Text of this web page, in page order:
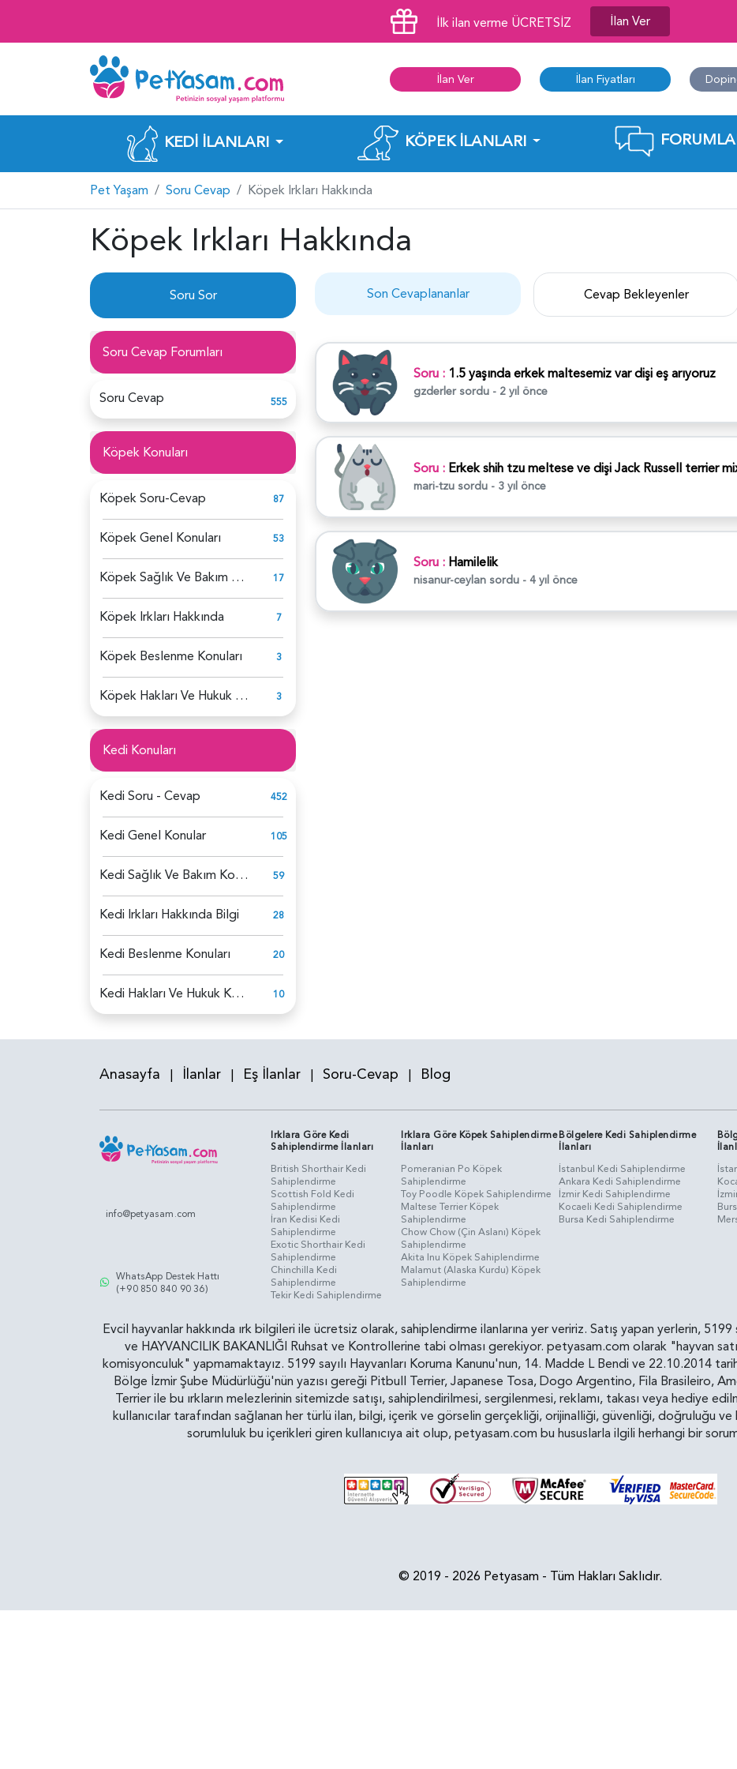
İlk ilan verme ÜCRETSİZ İlan Ver
İlan Ver İlan Fiyatları
KEDI İLANLARI KÖPEK İLANLARI
Pet Yaşam Soru Cevap Köpek Irkları Hakkında
Köpek Irkları Hakkında
Soru Sor
Soru Cevap Forumları
Soru Cevap 555
Köpek Konuları
Köpek Soru-Cevap 87
Köpek Genel Konuları 53
Köpek Sağlık Ve Bakım Konuları 17
Köpek Irkları Hakkında 7
Köpek Beslenme Konuları 3
Köpek Hakları Ve Hukuk Konuları 3
Kedi Konuları
Kedi Soru - Cevap 452
Kedi Genel Konular 105
Kedi Sağlık Ve Bakım Konuları 59
Kedi Irkları Hakkında Bilgi 28
Kedi Beslenme Konuları 20
Kedi Hakları Ve Hukuk Konuları 10
Son Cevaplananlar Cevap Bekleyenler
Soru : 1.5 yaşında erkek maltesemiz var dişi eş arıyoruz
gzderlersordu - 2 yıl önce
Soru : Erkek shih tzu meltese ve dişi Jack Russell terrier
mari-tzu sordu - 3 yıl önce
Soru : Hamilelik
nisanur-ceylan sordu - 4 yıl önce
Anasayfa | İlanlar | Eş İlanlar | Soru-Cevap | Blog
info@petyasam.com
WhatsApp Destek Hattı
(+90 850 840 90 36)
Irklara Göre Kedi
Sahiplendirme İlanları
British Shorthair Kedi
Sahiplendirme
Scottish Fold Kedi
Sahiplendirme
İran Kedisi Kedi
Sahiplendirme
Exotic Shorthair Kedi
Sahiplendirme
Chinchilla Kedi
Sahiplendirme
Tekir Kedi Sahiplendirme
Irklara Göre Köpek Sahiplendirme
İlanları
Pomeranian Po Köpek
Sahiplendirme
Toy Poodle Köpek Sahiplendirme
Maltese Terrier Köpek
Sahiplendirme
Chow Chow (Çin Aslanı) Köpek
Sahiplendirme
Akita Inu Köpek Sahiplendirme
Malamut (Alaska Kurdu) Köpek
Sahiplendirme
Bölgelere Kedi Sahiplendirme
İlanları
İstanbul Kedi Sahiplendirme
Ankara Kedi Sahiplendirme
İzmir Kedi Sahiplendirme
Kocaeli Kedi Sahiplendirme
Bursa Kedi Sahiplendirme
Evcil hayvanlar hakkında ırk bilgileri ile ücretsiz olarak, sahiplendirme ilanlarına yer veririz. Satış yapan yerlerin, 5199
ve HAYVANCILIK BAKANLIĞI Ruhsat ve Kontrollerine tabi olması gerekiyor. petyasam.com olarak "hayvan
komisyonculuk" yapmamaktayız. 5199 sayılı Hayvanları Koruma Kanunu'nun, 14. Madde L Bendi ve 22.10.2014
Bölge İzmir Şube Müdürlüğü'nün yazısı gereği Pitbull Terrier, Japanese Tosa, Dogo Argentino, Fila Brasileiro,
Terrier ile bu ırkların melezlerinin sitemizde satışı, sahiplendirilmesi, sergilenmesi, reklamı, takası veya hediye
kullanıcılar tarafından sağlanan her türlü ilan, bilgi, içerik ve görselin gerçekliği, orijinalliği, güvenliği, doğruluğu
sorumluluk bu içerikleri giren kullanıcıya ait olup, petyasam.com bu hususlarla ilgili herhangi bir
© 2019 - 2026 Petyasam - Tüm Hakları Saklıdır.